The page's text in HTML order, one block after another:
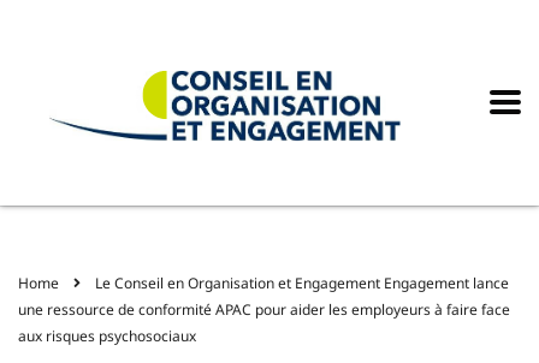
Home
Le Conseil en Organisation et Engagement Engagement lance
une ressource de conformité APAC pour aider les employeurs à faire face
aux risques psychosociaux